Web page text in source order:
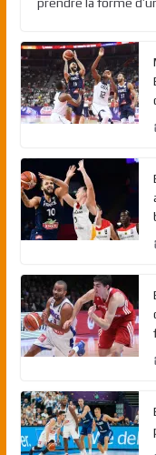
prendre la forme